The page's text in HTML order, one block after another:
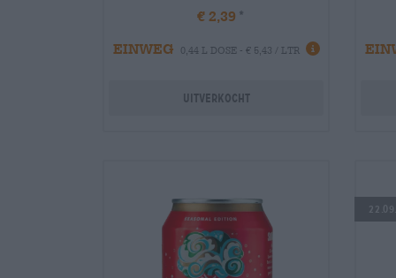
€ 2,39
EINWEG
0,44 L DOSE - € 5,43 / LTR info
Uitverkocht